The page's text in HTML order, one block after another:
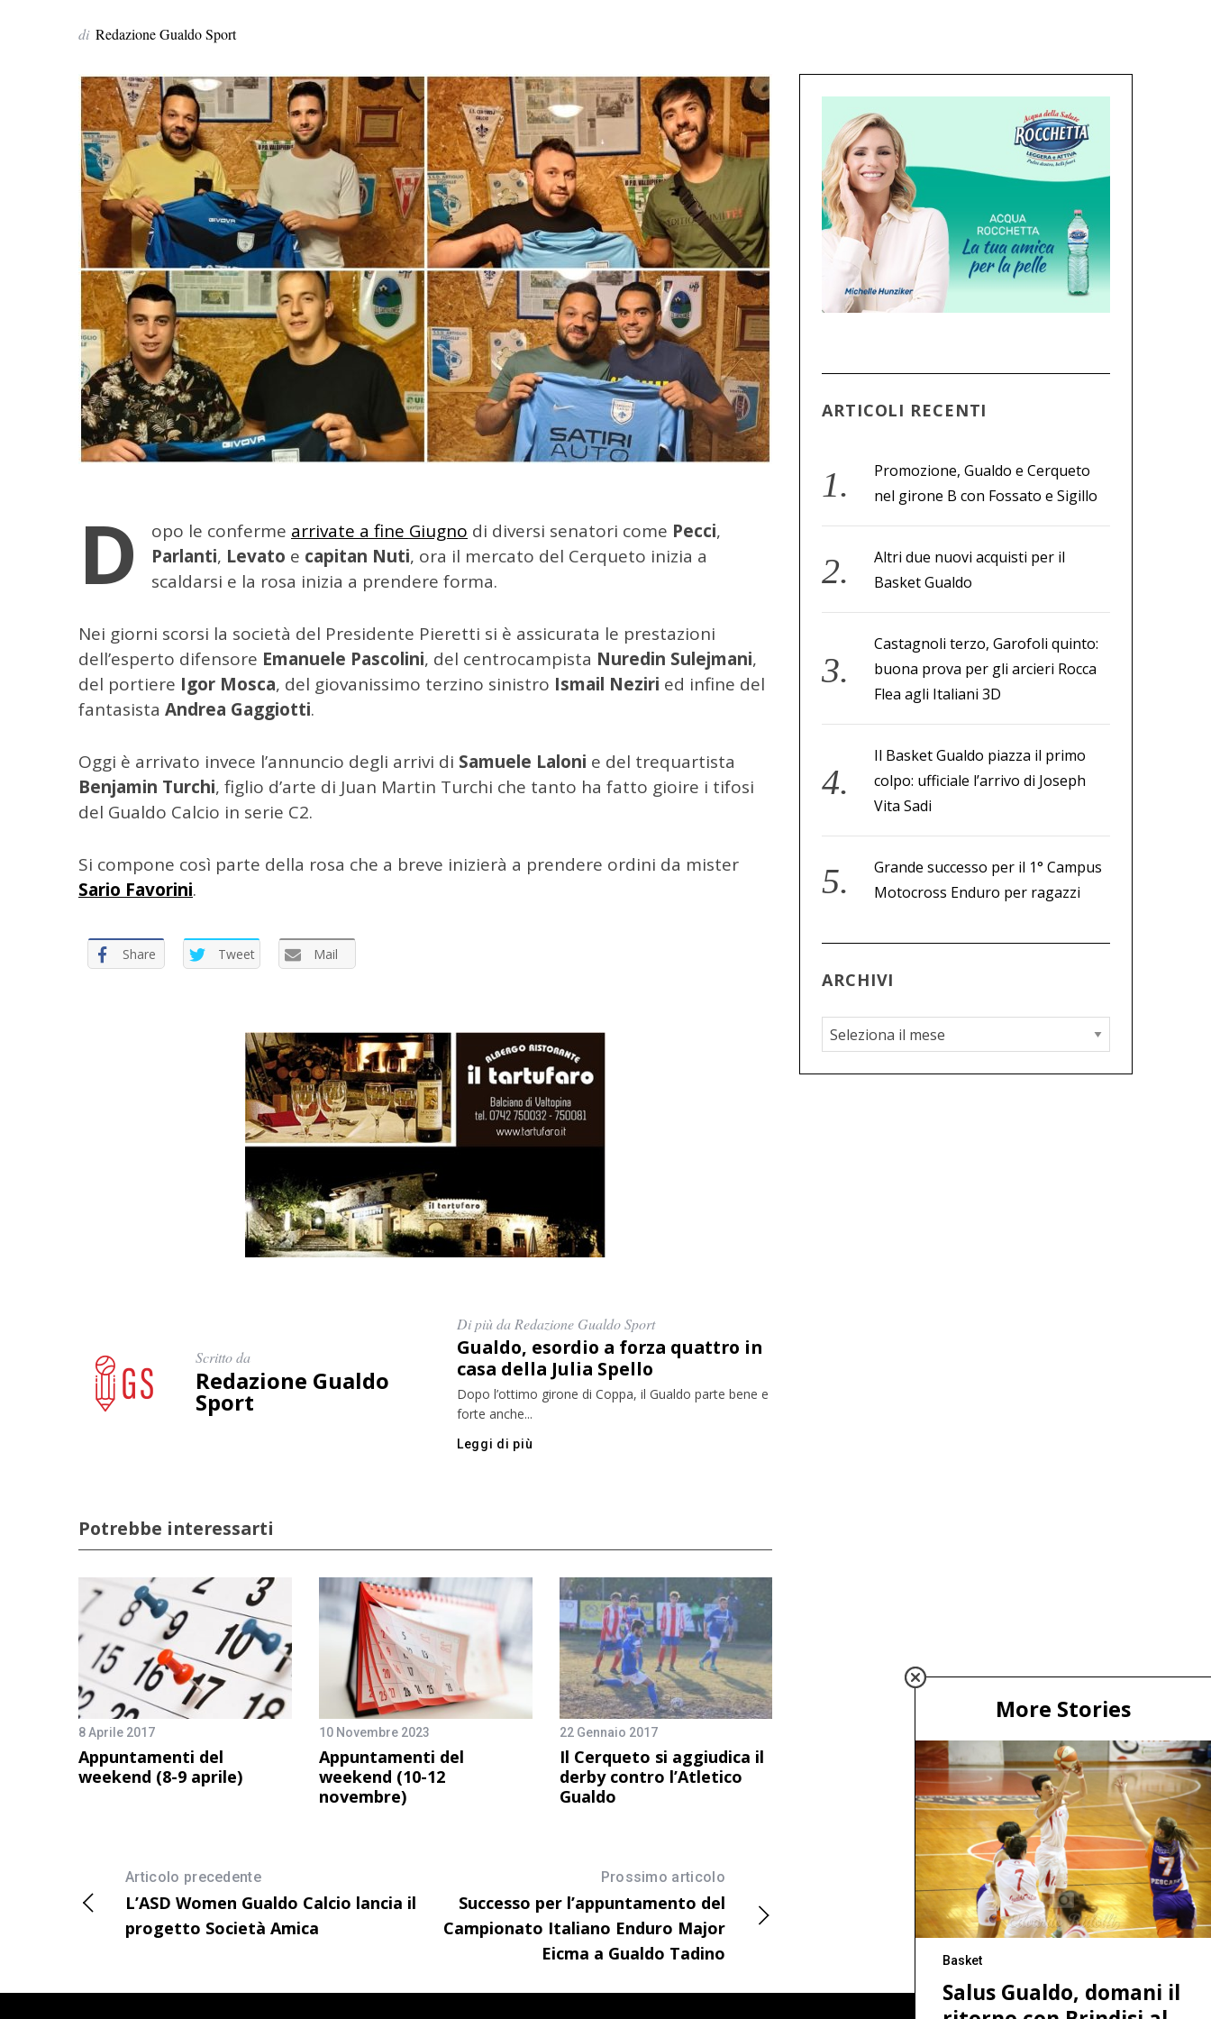
di Redazione Gualdo Sport
D opo le conferme arrivate a fine Giugno di diversi senatori come Pecci,
Parlanti, Levato e capitan Nuti, ora il mercato del Cerqueto inizia a
scaldarsi e la rosa inizia a prendere forma.
Nei giorni scorsi la società del Presidente Pieretti si è assicurata le prestazioni
dell’esperto difensore Emanuele Pascolini, del centrocampista Nuredin Sulejmani,
del portiere Igor Mosca, del giovanissimo terzino sinistro Ismail Neziri ed infine del
fantasista Andrea Gaggiotti.
Oggi è arrivato invece l’annuncio degli arrivi di Samuele Laloni e del trequartista
Benjamin Turchi, figlio d’arte di Juan Martin Turchi che tanto ha fatto gioire i tifosi
del Gualdo Calcio in serie C2.
Si compone così parte della rosa che a breve inizierà a prendere ordini da mister
Sario Favorini.
Share Tweet Mail
Scritto da
Redazione Gualdo
Sport
Di più da Redazione Gualdo Sport
Gualdo, esordio a forza quattro in
casa della Julia Spello
Dopo l’ottimo girone di Coppa, il Gualdo parte bene e
forte anche...
Leggi di più
Potrebbe interessarti
8 Aprile 2017
Appuntamenti del
weekend (8-9 aprile)
10 Novembre 2023
Appuntamenti del
weekend (10-12
novembre)
22 Gennaio 2017
Il Cerqueto si aggiudica il
derby contro l’Atletico
Gualdo
Articolo precedente
L’ASD Women Gualdo Calcio lancia il
progetto Società Amica
Prossimo articolo
Successo per l’appuntamento del
Campionato Italiano Enduro Major
Eicma a Gualdo Tadino
ARTICOLI RECENTI
Promozione, Gualdo e Cerqueto
nel girone B con Fossato e Sigillo
Altri due nuovi acquisti per il
Basket Gualdo
Castagnoli terzo, Garofoli quinto:
buona prova per gli arcieri Rocca
Flea agli Italiani 3D
Il Basket Gualdo piazza il primo
colpo: ufficiale l’arrivo di Joseph
Vita Sadi
Grande successo per il 1° Campus
Motocross Enduro per ragazzi
ARCHIVI
A
r
c
More Stories
Basket
Salus Gualdo, domani il
C
e
r
c
p
e
r
: